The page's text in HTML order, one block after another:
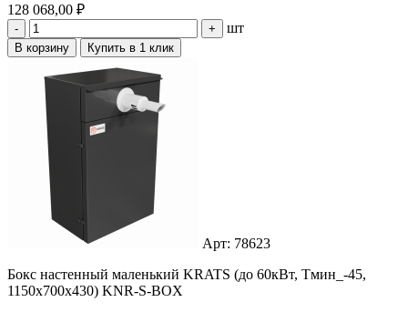
128 068,00 ₽
- + шт
В корзину Купить в 1 клик
Арт: 78623
Бокс настенный маленький KRATS (до 60кВт, Тмин_-45,
1150x700x430) KNR-S-BOX